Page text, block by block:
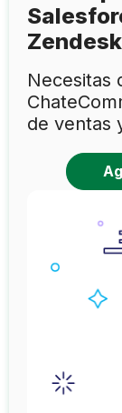
Necesitas
de ventas